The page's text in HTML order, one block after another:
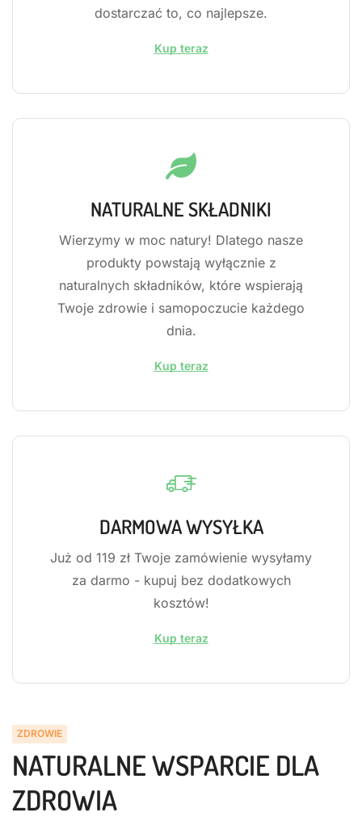
dostarczać to, co najlepsze.
Kup teraz
NATURALNE SKŁADNIKI
Wierzymy w moc natury! Dlatego nasze
produkty powstają wyłącznie z
naturalnych składników, które wspierają
Twoje zdrowie i samopoczucie każdego
dnia.
Kup teraz
DARMOWA WYSYŁKA
Już od 119 zł Twoje zamówienie wysyłamy
za darmo - kupuj bez dodatkowych
kosztów!
Kup teraz
ZDROWIE
NATURALNE WSPARCIE DLA
ZDROWIA